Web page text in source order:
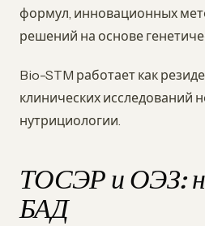
формул, инновационных
решений на основе
Bio-STM работает как
клинических исследований
нутрициологии.
ТОСЭР и ОЭЗ:
БАД